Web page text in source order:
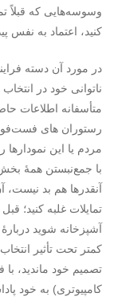
وسوسه‌هایی که قبلاً
کنید، اعتماد به نفس
در مورد آن دسته
ناتوانی خود در
متأسفانه اطلاعات
رستوران های
مردم یا این نمودارها
با جمع‌نبستن همۀ
آنقدرها هم بد نیست،
تمایلات غلبه کنید؛
آشپزخانه شوید
کمتر تحت تأثیر
کامپیوتری) به خود